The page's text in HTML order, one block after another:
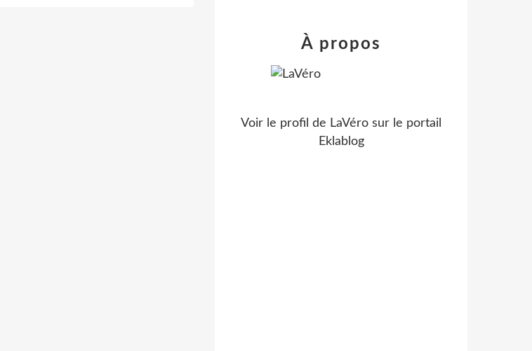
À propos
Voir le profil de LaVéro sur le portail
Eklablog